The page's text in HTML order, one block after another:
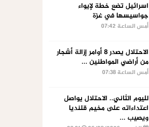
اسرائيل تضع خطة لإيواء
جواسيسها في غزة
أمس الساعة 07:42
الاحتلال يصدر 8 أوامر إزالة أشجار
من أراضي المواطنين ...
أمس الساعة 07:38
لليوم الثاني.. الاحتلال يواصل
اعتداءاته على مخيم قلنديا
ويصيب ...